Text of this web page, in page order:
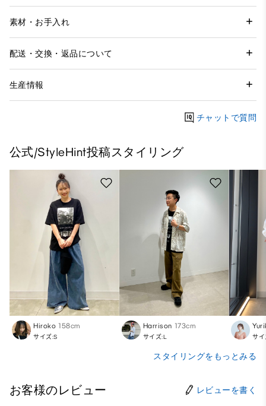
素材・お手入れ
配送・交換・返品について
生産情報
チャットで質問
公式/StyleHint投稿スタイリング
Hiroko 158cm
サイズ:S
Harrison 173cm
サイズ:L サイ
スタイリングをもっとみる
お客様のレビュー レビューを書く